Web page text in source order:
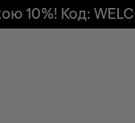
WELCOME10